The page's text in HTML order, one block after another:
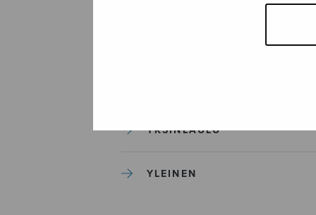
SOITINKOULUT JA OPPAAT
YKSINLAULU
YLEINEN